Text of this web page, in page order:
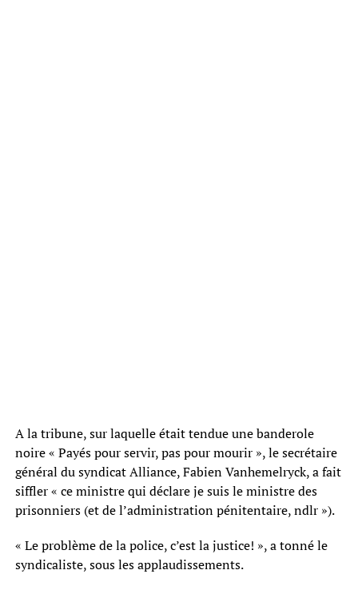
A la tribune, sur laquelle était tendue une banderole
noire « Payés pour servir, pas pour mourir », le secrétaire
général du syndicat Alliance, Fabien Vanhemelryck, a fait
siffler « ce ministre qui déclare je suis le ministre des
prisonniers (et de l’administration pénitentaire, ndlr »).
« Le problème de la police, c’est la justice! », a tonné le
syndicaliste, sous les applaudissements.